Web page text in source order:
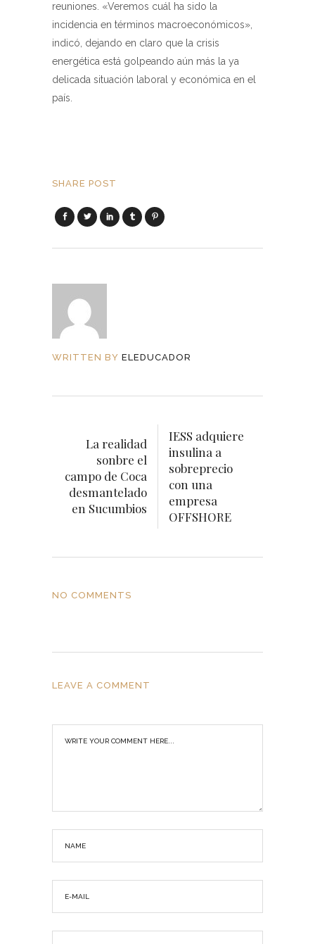
reuniones. «Veremos cuál ha sido la
incidencia en términos macroeconómicos»,
indicó, dejando en claro que la crisis
energética está golpeando aún más la ya
delicada situación laboral y económica en el
país.
SHARE POST
WRITTEN BY ELEDUCADOR
La realidad
sonbre el
campo de Coca
desmantelado
en Sucumbios
IESS adquiere
insulina a
sobreprecio
con una
empresa
OFFSHORE
NO COMMENTS
LEAVE A COMMENT